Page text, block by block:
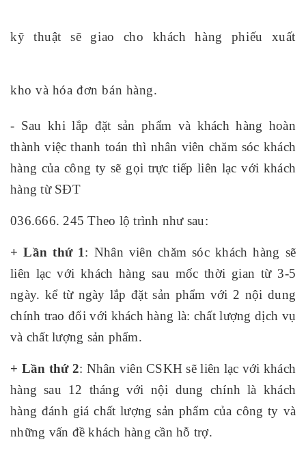
kỹ thuật sẽ giao cho khách hàng phiếu xuất
kho và hóa đơn bán hàng.
- Sau khi lắp đặt sản phẩm và khách hàng hoàn
thành việc thanh toán thì nhân viên chăm sóc khách
hàng của công ty sẽ gọi trực tiếp liên lạc với khách
hàng từ SĐT
036.666. 245Theo lộ trình như sau:
+ Lần thứ 1: Nhân viên chăm sóc khách hàng sẽ
liên lạc với khách hàng sau mốc thời gian từ 3-5
ngày. kể từ ngày lắp đặt sản phẩm với 2 nội dung
chính trao đổi với khách hàng là: chất lượng dịch vụ
và chất lượng sản phẩm.
+ Lần thứ 2: Nhân viên CSKH sẽ liên lạc với khách
hàng sau 12 tháng với nội dung chính là khách
hàng đánh giá chất lượng sản phẩm của công ty và
những vấn đề khách hàng cần hỗ trợ.